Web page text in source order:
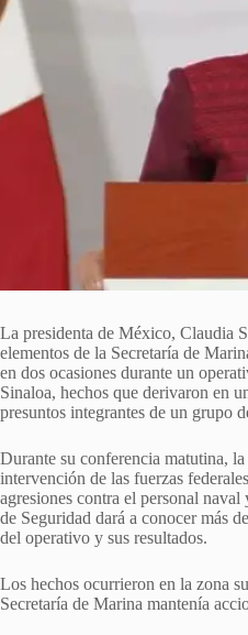
La presidenta de México, Claudia
elementos de la Secretaría de
en dos ocasiones durante un
Sinaloa, hechos que derivaron en
presuntos integrantes de un grupo
Durante su conferencia matutina,
intervención de las fuerzas
agresiones contra el personal
de Seguridad dará a conocer más
del operativo y sus resultados.
Los hechos ocurrieron en la zona
Secretaría de Marina mantenía